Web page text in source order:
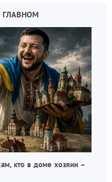
кто в доме хозяин –